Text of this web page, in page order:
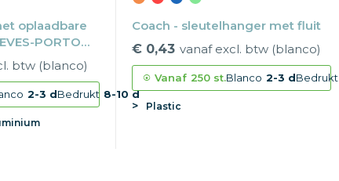
oplaadbare
PORTO
btw (blanco)
2-3 dBedrukt 8-10 d
Coach - sleutelhanger met fluit
€ 0,43 vanaf excl. btw (blanco)
Vanaf 250 st.Blanco 2-3 dBedrukt
Plastic